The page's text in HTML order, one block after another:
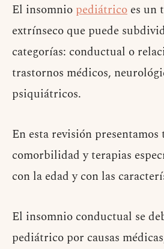
El insomnio pediátrico es un
extrínseco que puede
categorías: conductual o
trastornos médicos,
psiquiátricos.
En esta revisión presentamos
comorbilidad y terapias
con la edad y con las
El insomnio conductual se
pediátrico por causas